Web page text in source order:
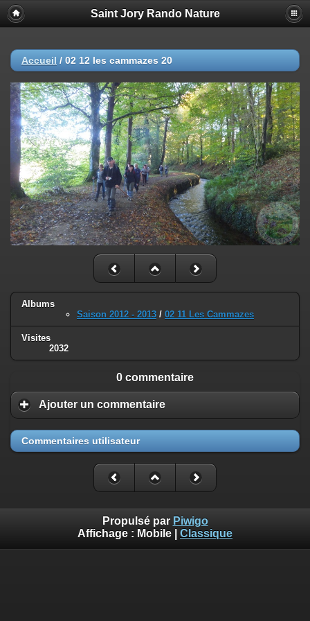
Saint Jory Rando Nature
Accueil / 02 12 les cammazes 20
Albums
Saison 2012 - 2013 / 02 11 Les Cammazes
Visites
2032
0 commentaire
Ajouter un commentaire
Commentaires utilisateur
Propulsé par Piwigo
Affichage : Mobile Classique